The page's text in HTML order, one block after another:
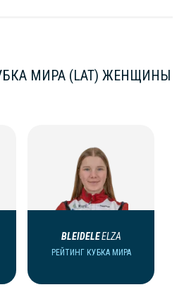
МИРА (LAT) ЖЕНЩИНЫ
BLEIDELEELZA
РЕЙТИНГ КУБКА МИРА